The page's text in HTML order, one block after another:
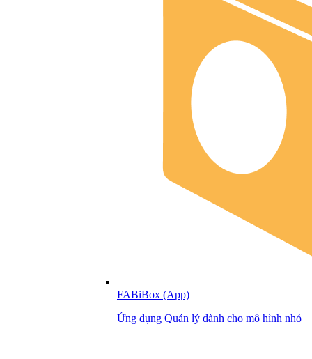
FABiBox (App)
Ứng dụng Quản lý dành cho mô hình nhỏ